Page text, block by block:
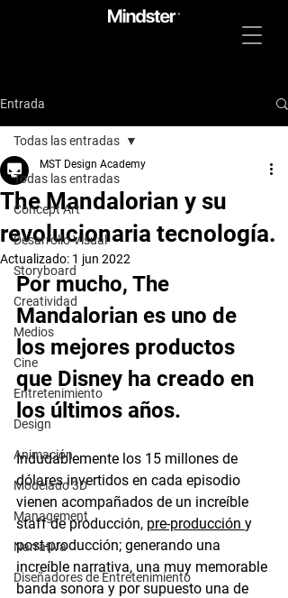
Entrada
Todas las entradas
Concept Art
Desarrollo Visual
Storyboard
Creatividad
Medios
Cine
Entretenimiento
Design
Animación
Modelado 3D
Management
Narrativa
Diseñadores de Entretenimiento
Todas las entradas
The Mandalorian y su
revolucionaria tecnología.
MST Design Academy
Actualizado: 1 jun 2022
Por mucho, The
Mandalorian es uno de
los mejores productos
que Disney ha creado en
los últimos años.
Indudablemente los 15 millones de
dólares invertidos en cada episodio
vienen acompañados de un increíble
staff de producción, pre-producción y
post-producción; generando una
increíble narrativa, una muy memorable
banda sonora y por supuesto una de